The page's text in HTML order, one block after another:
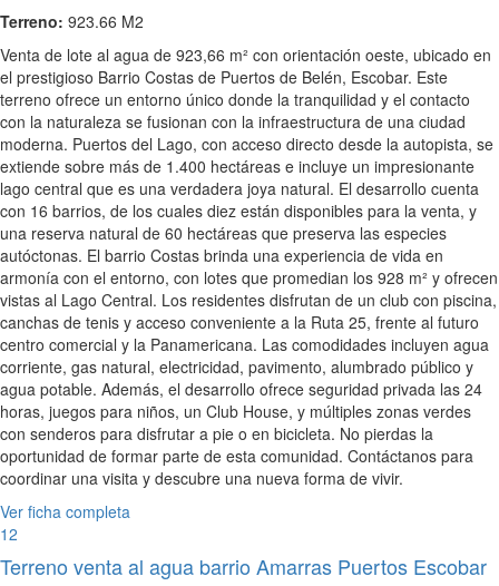
Terreno: 923.66 M2
Venta de lote al agua de 923,66 m² con orientación oeste, ubicado en
el prestigioso Barrio Costas de Puertos de Belén, Escobar. Este
terreno ofrece un entorno único donde la tranquilidad y el contacto
con la naturaleza se fusionan con la infraestructura de una ciudad
moderna. Puertos del Lago, con acceso directo desde la autopista, se
extiende sobre más de 1.400 hectáreas e incluye un impresionante
lago central que es una verdadera joya natural. El desarrollo cuenta
con 16 barrios, de los cuales diez están disponibles para la venta, y
una reserva natural de 60 hectáreas que preserva las especies
autóctonas. El barrio Costas brinda una experiencia de vida en
armonía con el entorno, con lotes que promedian los 928 m² y ofrecen
vistas al Lago Central. Los residentes disfrutan de un club con piscina,
canchas de tenis y acceso conveniente a la Ruta 25, frente al futuro
centro comercial y la Panamericana. Las comodidades incluyen agua
corriente, gas natural, electricidad, pavimento, alumbrado público y
agua potable. Además, el desarrollo ofrece seguridad privada las 24
horas, juegos para niños, un Club House, y múltiples zonas verdes
con senderos para disfrutar a pie o en bicicleta. No pierdas la
oportunidad de formar parte de esta comunidad. Contáctanos para
coordinar una visita y descubre una nueva forma de vivir.
Ver ficha completa
12
Terreno venta al agua barrio Amarras Puertos Escobar